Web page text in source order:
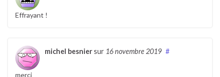
Effrayant !
michel besniersur 16 novembre 2019 #
merci